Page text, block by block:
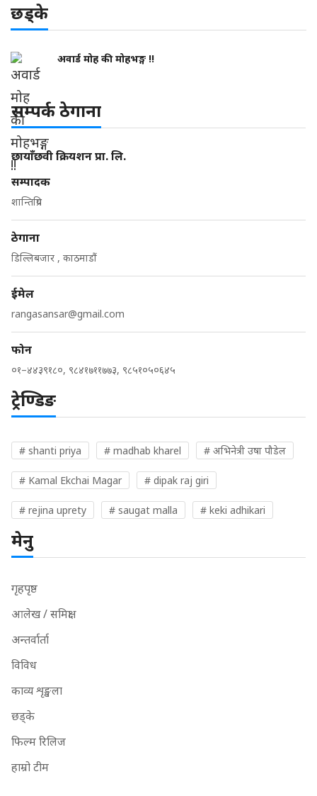
छड्के
अवार्ड मोह की मोहभङ्ग !!
सम्पर्क ठेगाना
छायाँछवी क्रियशन प्रा. लि.
सम्पादक
शान्तिप्रिय
ठेगाना
डिल्लिबजार , काठमाडौं
ईमेल
rangasansar@gmail.com
फोन
०१–४४३९१८०, ९८४१७११७७३, ९८५१०५०६४५
ट्रेण्डिङ
# shanti priya # madhab kharel # अभिनेत्री उषा पौडेल
# Kamal Ekchai Magar # dipak raj giri
# rejina uprety # saugat malla # keki adhikari
मेनु
गृहपृष्ठ
आलेख / समिक्षा
अन्तर्वार्ता
विविध
काव्य शृङ्खला
छड्के
फिल्म रिलिज
हाम्रो टीम